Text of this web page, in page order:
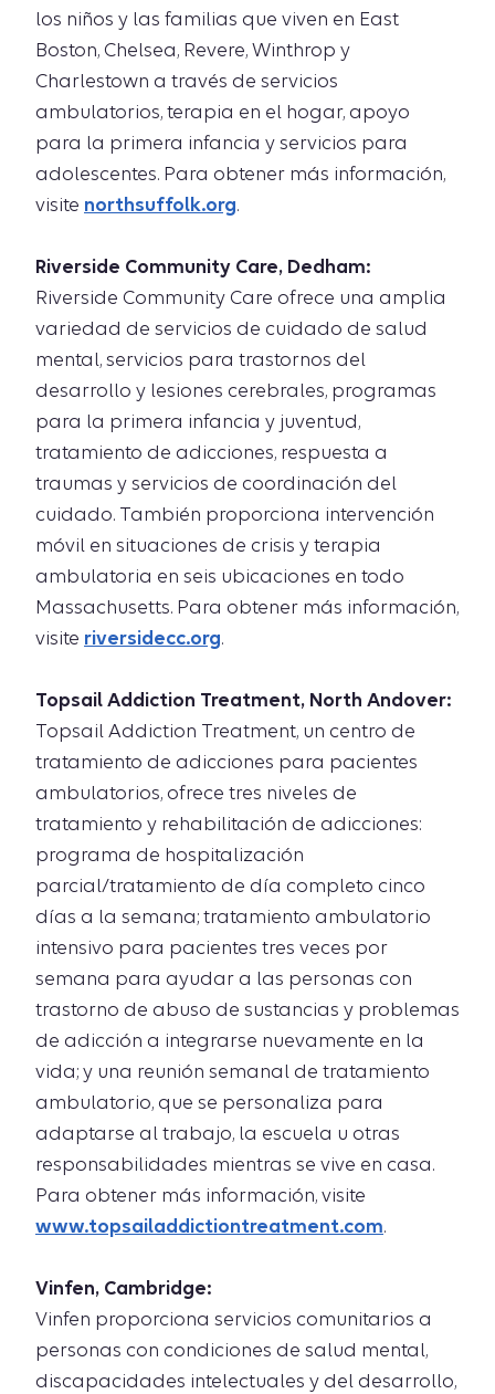
los niños y las familias que viven en East
Boston, Chelsea, Revere, Winthrop y
Charlestown a través de servicios
ambulatorios, terapia en el hogar, apoyo
para la primera infancia y servicios para
adolescentes. Para obtener más información,
visite northsuffolk.org.
Riverside Community Care, Dedham:
Riverside Community Care ofrece una amplia
variedad de servicios de cuidado de salud
mental, servicios para trastornos del
desarrollo y lesiones cerebrales, programas
para la primera infancia y juventud,
tratamiento de adicciones, respuesta a
traumas y servicios de coordinación del
cuidado. También proporciona intervención
móvil en situaciones de crisis y terapia
ambulatoria en seis ubicaciones en todo
Massachusetts. Para obtener más información,
visite riversidecc.org.
Topsail Addiction Treatment, North Andover:
Topsail Addiction Treatment, un centro de
tratamiento de adicciones para pacientes
ambulatorios, ofrece tres niveles de
tratamiento y rehabilitación de adicciones:
programa de hospitalización
parcial/tratamiento de día completo cinco
días a la semana; tratamiento ambulatorio
intensivo para pacientes tres veces por
semana para ayudar a las personas con
trastorno de abuso de sustancias y problemas
de adicción a integrarse nuevamente en la
vida; y una reunión semanal de tratamiento
ambulatorio, que se personaliza para
adaptarse al trabajo, la escuela u otras
responsabilidades mientras se vive en casa.
Para obtener más información, visite
www.topsailaddictiontreatment.com.
Vinfen, Cambridge:
Vinfen proporciona servicios comunitarios a
personas con condiciones de salud mental,
discapacidades intelectuales y del desarrollo,